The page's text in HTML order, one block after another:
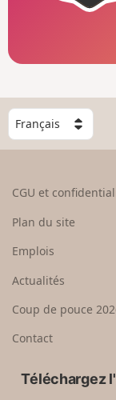
C
h
o
e
u
p
a
CGU et
Plan du site
Emplois
Actualités
Coup de pouce
Contact
Téléchargez